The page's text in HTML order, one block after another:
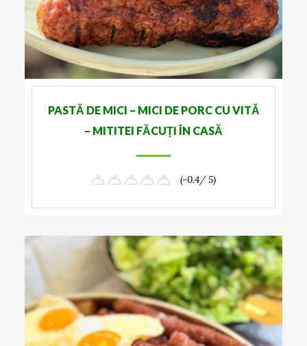
PASTĂ DE MICI – MICI DE PORC CU VITǍ
– MITITEI FĂCUȚI ÎN CASĂ
(-0.4/ 5)